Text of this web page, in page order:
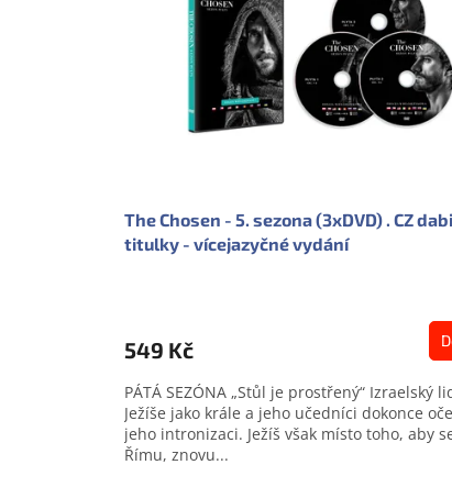
The Chosen - 5. sezona (3xDVD) . CZ
titulky - vícejazyčné vydání
je
z
5
hvězdiček.
549 Kč
PÁTÁ SEZÓNA „Stůl je prostřený“ Izraelský
Ježíše jako krále a jeho učedníci dokonce
jeho intronizaci. Ježíš však místo toho, aby
Římu, znovu...